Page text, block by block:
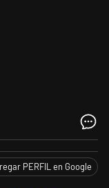
PERFIL en Google